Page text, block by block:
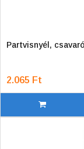
Partvisnyél,
2.065 Ft